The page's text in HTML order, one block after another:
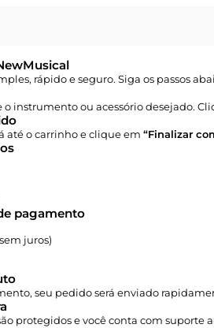
rápido e seguro. Siga os passos
o instrumento ou acessório desejado.
até o carrinho e clique em “Finalizar
pagamento
juros)
seu pedido será enviado
protegidos e você conta com suporte